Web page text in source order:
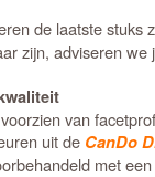
de laatste stuks
zijn, adviseren
van
uit de CanDo
met